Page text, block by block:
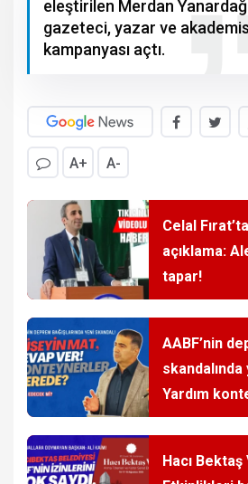
eleştirilen Merdan Yanardağ
gazeteci, yazar ve
kampanyası açtı.
A+ A-
Celal
açıklama:
tapar!
AABF’nin
Yardım
nerede?
Hacı